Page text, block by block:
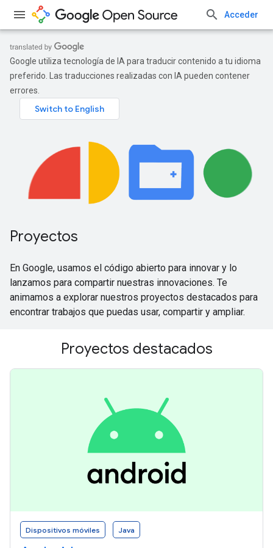
Acceder
Google utiliza tecnología de IA para traducir contenido a tu idioma
preferido. Las traducciones realizadas con IA pueden contener
errores.
Proyectos
En Google, usamos el código abierto para innovar y lo
lanzamos para compartir nuestras innovaciones. Te
animamos a explorar nuestros proyectos destacados para
encontrar trabajos que puedas usar, compartir y ampliar.
Proyectos destacados
Dispositivos móviles Java